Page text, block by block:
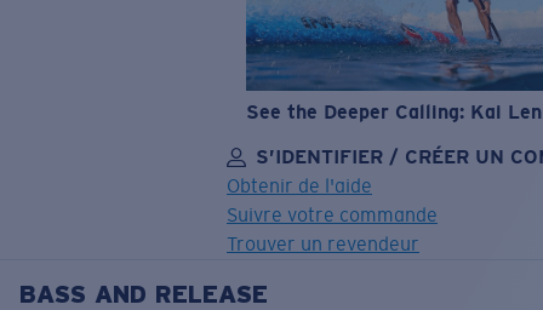
See the Deeper Calling: Kai
S’IDENTIFIER / CRÉER UN
Obtenir de l'aide
Suivre votre commande
Trouver un revendeur
OBJECTIF MIS À JOUR
BASS AND RELEASE